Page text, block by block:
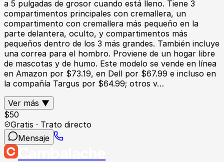
a 5 pulgadas de grosor cuando está lleno. Tiene 3
compartimentos principales con cremallera, un
compartimento con cremallera más pequeño en la
parte delantera, oculto, y compartimentos más
pequeños dentro de los 3 más grandes. También incluye
una correa para el hombro. Proviene de un hogar libre
de mascotas y de humo. Este modelo se vende en línea
en Amazon por $73.19, en Dell por $67.99 e incluso en
la compañía Targus por $64.99; otros v…
Ver más ▼
$50
Gratis · Trato directo
Mensaje